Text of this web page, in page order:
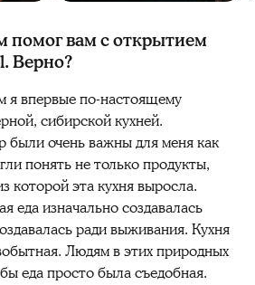
помог вам с открытием
Верно?
я впервые по-настоящему
сибирской кухней.
были очень важны для меня как
понять не только продукты,
которой эта кухня выросла.
еда изначально создавалась
ради выживания. Кухня
Людям в этих природных
еда просто была съедобная.